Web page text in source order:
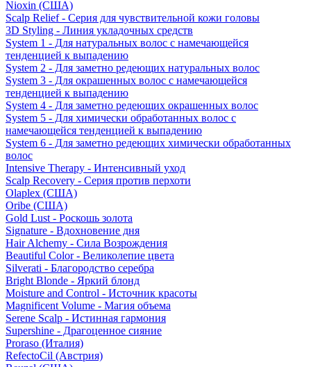
Nioxin (США)
Scalp Relief - Серия для чувствительной кожи головы
3D Styling - Линия укладочных средств
System 1 - Для натуральных волос с намечающейся
тенденцией к выпадению
System 2 - Для заметно редеющих натуральных волос
System 3 - Для окрашенных волос с намечающейся
тенденцией к выпадению
System 4 - Для заметно редеющих окрашенных волос
System 5 - Для химически обработанных волос с
намечающейся тенденцией к выпадению
System 6 - Для заметно редеющих химически обработанных
волос
Intensive Therapy - Интенсивный уход
Scalp Recovery - Серия против перхоти
Olaplex (США)
Oribe (США)
Gold Lust - Роскошь золота
Signature - Вдохновение дня
Hair Alchemy - Сила Возрождения
Beautiful Color - Великолепие цвета
Silverati - Благородство серебра
Bright Blonde - Яркий блонд
Moisture and Control - Источник красоты
Magnificent Volume - Магия объема
Serene Scalp - Истинная гармония
Supershine - Драгоценное сияние
Proraso (Италия)
RefectoCil (Австрия)